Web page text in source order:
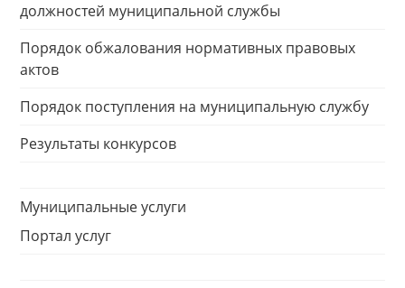
должностей муниципальной службы
Порядок обжалования нормативных правовых
актов
Порядок поступления на муниципальную службу
Результаты конкурсов
Муниципальные услуги
Портал услуг